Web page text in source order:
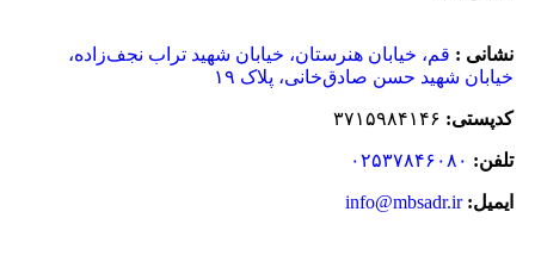
نشانی : قم، خیابان هنرستان، خیابان شهید تراب نجف‌زاده،
خیابان شهید حسن صادق‌خانی، پلاک ١٩
کدپستی:
تلفن: ۰۲۵۳۷۸۴۶۰۸۰
ایمیل: info@mbsadr.ir